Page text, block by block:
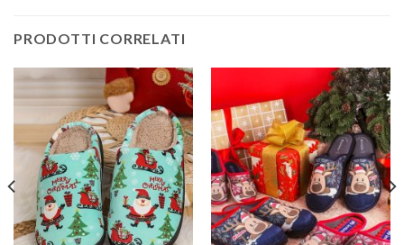
PRODOTTI CORRELATI